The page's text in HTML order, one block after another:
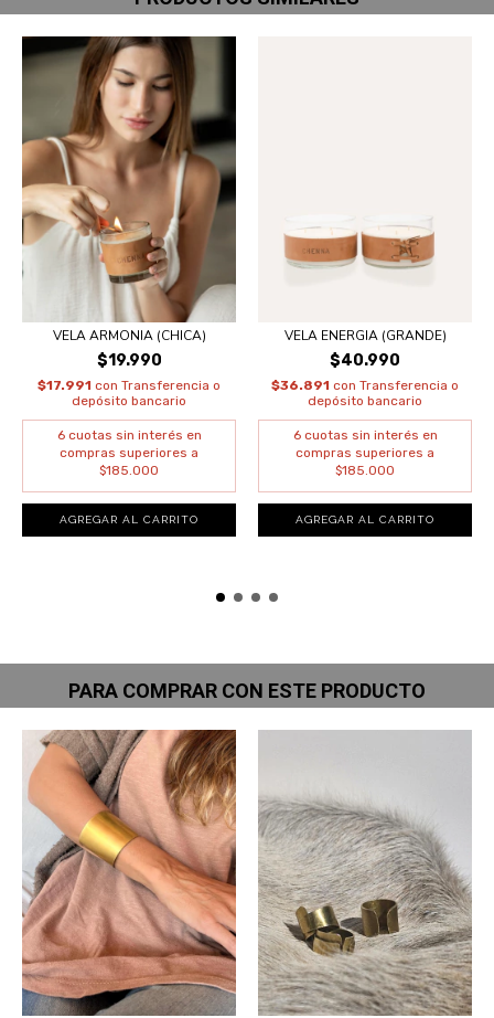
VELA ARMONIA (CHICA)
$19.990
$17.991 con Transferencia o
depósito bancario
VELA ENERGIA (GRANDE)
$40.990
$36.891 con Transferencia o
depósito bancario
PARA COMPRAR CON ESTE PRODUCTO